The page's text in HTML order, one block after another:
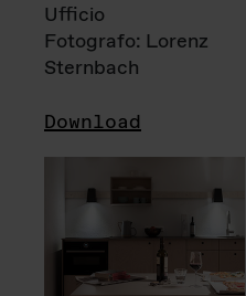
Ufficio
Fotografo: Lorenz
Sternbach
Download